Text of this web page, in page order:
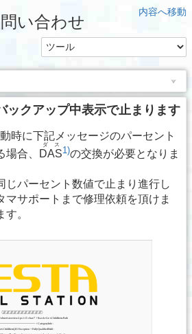
内容へ移動
い合わせ
ックアップ中表示で止まります
時に下記メッセージのパーセント
合、
DAS
ダス
1)の交換が必要となりま
じパーセント数値で止まり進行し
マサポートまで修理依頼を頂けま
。